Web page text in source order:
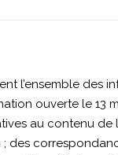
l’ensemble des
ouverte le 13
au contenu
des